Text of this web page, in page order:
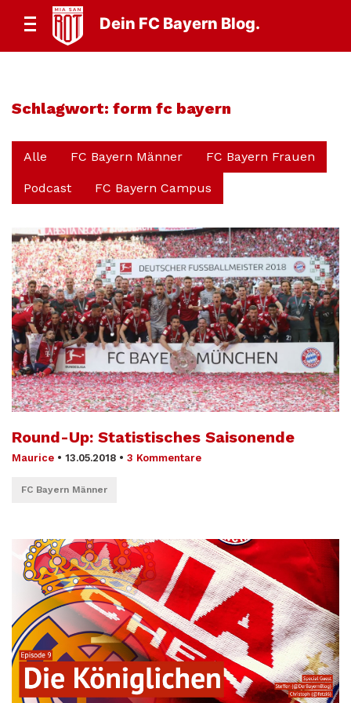
Dein FC Bayern Blog.
Schlagwort: form fc bayern
Alle FC Bayern Männer FC Bayern Frauen
Podcast FC Bayern Campus
Round-Up: Statistisches Saisonende
Maurice • 13.05.2018 • 3 Kommentare
FC Bayern Männer